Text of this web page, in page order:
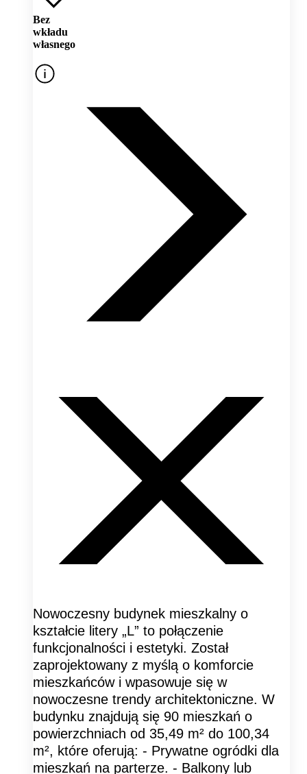
Bez
wkładu
własnego
Nowoczesny budynek mieszkalny o
kształcie litery „L” to połączenie
funkcjonalności i estetyki. Został
zaprojektowany z myślą o komforcie
mieszkańców i wpasowuje się w
nowoczesne trendy architektoniczne. W
budynku znajdują się 90 mieszkań o
powierzchniach od 35,49 m² do 100,34
m², które oferują: - Prywatne ogródki dla
mieszkań na parterze. - Balkony lub